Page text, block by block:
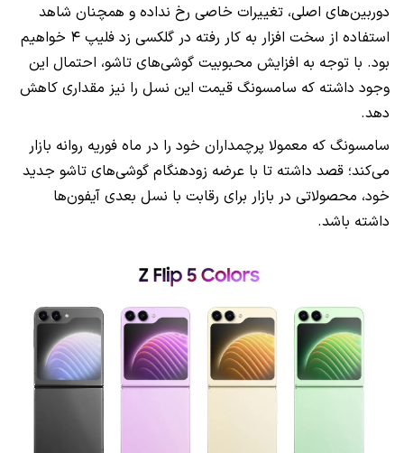
دوربین‌های اصلی، تغییرات خاصی رخ نداده و همچنان شاهد
استفاده از سخت افزار به کار رفته در گلکسی زد فلیپ ۴ خواهیم
بود. با توجه به افزایش محبوبیت گوشی‌های تاشو، احتمال این
وجود داشته که سامسونگ قیمت این نسل را نیز مقداری کاهش
دهد.
سامسونگ که معمولا پرچمداران خود را در ماه فوریه روانه بازار
می‌کند؛ قصد داشته تا با عرضه زودهنگام گوشی‌های تاشو جدید
خود، محصولاتی در بازار برای رقابت با نسل بعدی آیفون‌ها
داشته باشد.